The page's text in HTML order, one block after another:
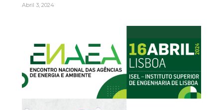
Abril 3, 2024